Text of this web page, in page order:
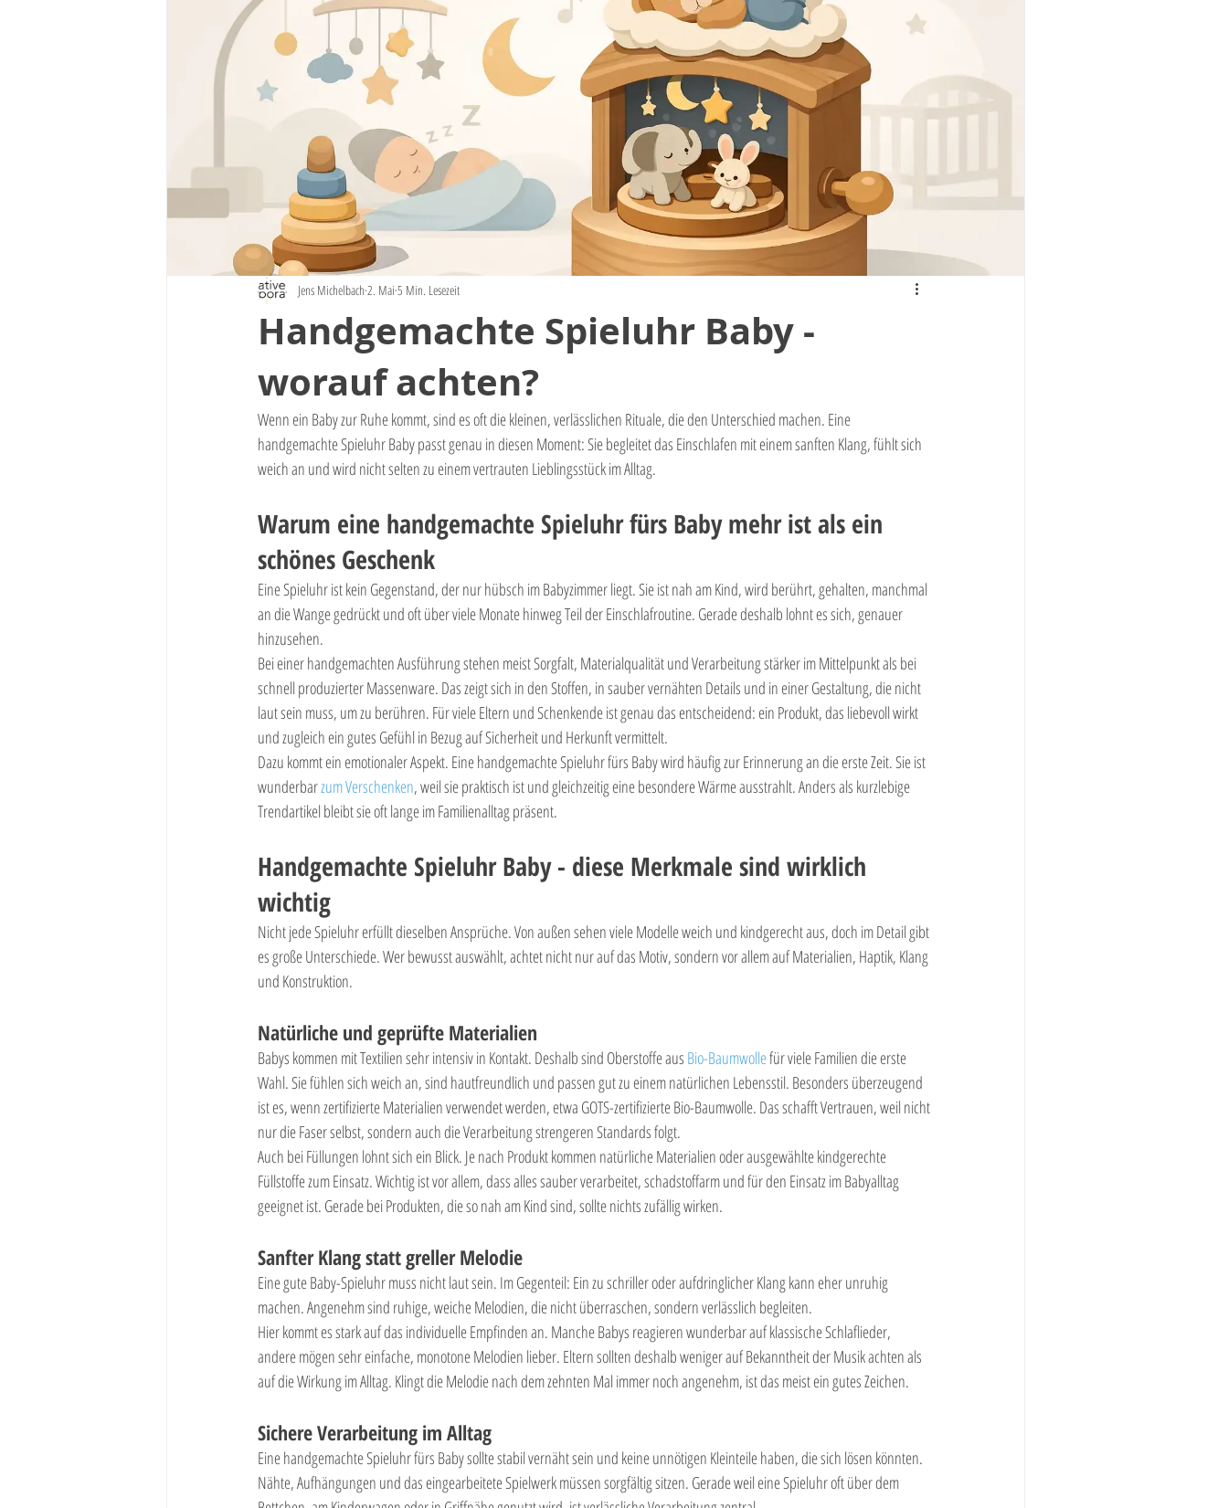
Handgemachte Spieluhr Baby -
worauf achten?
Jens Michelbach 2. Mai 5 Min. Lesezeit
Wenn ein Baby zur Ruhe kommt, sind es oft die kleinen, verlässlichen Rituale, die den Unterschied machen. Eine
handgemachte Spieluhr Baby passt genau in diesen Moment: Sie begleitet das Einschlafen mit einem sanften Klang, fühlt sich
weich an und wird nicht selten zu einem vertrauten Lieblingsstück im Alltag.
Warum eine handgemachte Spieluhr fürs Baby mehr ist als ein
schönes Geschenk
Eine Spieluhr ist kein Gegenstand, der nur hübsch im Babyzimmer liegt. Sie ist nah am Kind, wird berührt, gehalten, manchmal
an die Wange gedrückt und oft über viele Monate hinweg Teil der Einschlafroutine. Gerade deshalb lohnt es sich, genauer
hinzusehen.
Bei einer handgemachten Ausführung stehen meist Sorgfalt, Materialqualität und Verarbeitung stärker im Mittelpunkt als bei
schnell produzierter Massenware. Das zeigt sich in den Stoffen, in sauber vernähten Details und in einer Gestaltung, die nicht
laut sein muss, um zu berühren. Für viele Eltern und Schenkende ist genau das entscheidend: ein Produkt, das liebevoll wirkt
und zugleich ein gutes Gefühl in Bezug auf Sicherheit und Herkunft vermittelt.
Dazu kommt ein emotionaler Aspekt. Eine handgemachte Spieluhr fürs Baby wird häufig zur Erinnerung an die erste Zeit. Sie ist
wunderbar zum Verschenken, weil sie praktisch ist und gleichzeitig eine besondere Wärme ausstrahlt. Anders als kurzlebige
Trendartikel bleibt sie oft lange im Familienalltag präsent.
Handgemachte Spieluhr Baby - diese Merkmale sind wirklich
wichtig
Nicht jede Spieluhr erfüllt dieselben Ansprüche. Von außen sehen viele Modelle weich und kindgerecht aus, doch im Detail gibt
es große Unterschiede. Wer bewusst auswählt, achtet nicht nur auf das Motiv, sondern vor allem auf Materialien, Haptik, Klang
und Konstruktion.
Natürliche und geprüfte Materialien
Babys kommen mit Textilien sehr intensiv in Kontakt. Deshalb sind Oberstoffe aus Bio-Baumwolle für viele Familien die erste
Wahl. Sie fühlen sich weich an, sind hautfreundlich und passen gut zu einem natürlichen Lebensstil. Besonders überzeugend
ist es, wenn zertifizierte Materialien verwendet werden, etwa GOTS-zertifizierte Bio-Baumwolle. Das schafft Vertrauen, weil nicht
nur die Faser selbst, sondern auch die Verarbeitung strengeren Standards folgt.
Auch bei Füllungen lohnt sich ein Blick. Je nach Produkt kommen natürliche Materialien oder ausgewählte kindgerechte
Füllstoffe zum Einsatz. Wichtig ist vor allem, dass alles sauber verarbeitet, schadstoffarm und für den Einsatz im Babyalltag
geeignet ist. Gerade bei Produkten, die so nah am Kind sind, sollte nichts zufällig wirken.
Sanfter Klang statt greller Melodie
Eine gute Baby-Spieluhr muss nicht laut sein. Im Gegenteil: Ein zu schriller oder aufdringlicher Klang kann eher unruhig
machen. Angenehm sind ruhige, weiche Melodien, die nicht überraschen, sondern verlässlich begleiten.
Hier kommt es stark auf das individuelle Empfinden an. Manche Babys reagieren wunderbar auf klassische Schlaflieder,
andere mögen sehr einfache, monotone Melodien lieber. Eltern sollten deshalb weniger auf Bekanntheit der Musik achten als
auf die Wirkung im Alltag. Klingt die Melodie nach dem zehnten Mal immer noch angenehm, ist das meist ein gutes Zeichen.
Sichere Verarbeitung im Alltag
Eine handgemachte Spieluhr fürs Baby sollte stabil vernäht sein und keine unnötigen Kleinteile haben, die sich lösen könnten.
Nähte, Aufhängungen und das eingearbeitete Spielwerk müssen sorgfältig sitzen. Gerade weil eine Spieluhr oft über dem